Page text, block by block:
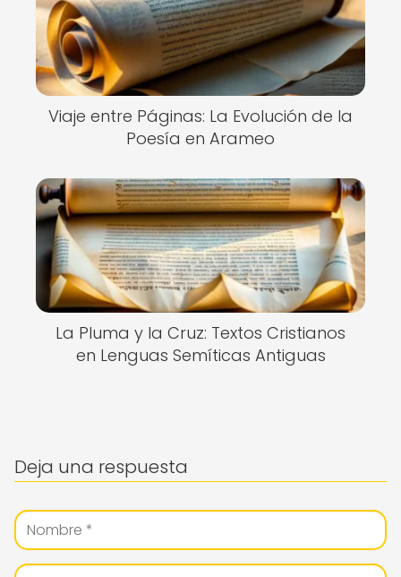
Viaje entre Páginas: La Evolución de la
Poesía en Arameo
La Pluma y la Cruz: Textos Cristianos
en Lenguas Semíticas Antiguas
Deja una respuesta